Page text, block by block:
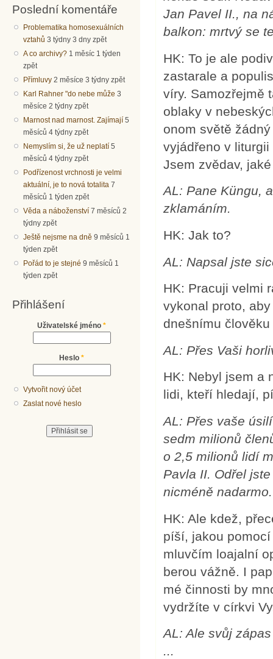
Poslední komentáře
Problematika homosexuálních
vztahů 3 týdny 3 dny zpět
A co archivy? 1 měsíc 1 týden
zpět
Přímluvy 2 měsíce 3 týdny zpět
Karl Rahner "do nebe může 3
měsíce 2 týdny zpět
Marnost nad marnost. Zajímají 5
měsíců 4 týdny zpět
Nemyslím si, že už neplatí 5
měsíců 4 týdny zpět
Podřízenost vrchnosti je velmi
aktuální, je to nová totalita 7
měsíců 1 týden zpět
Věda a náboženství 7 měsíců 2
týdny zpět
Ještě nejsme na dně 9 měsíců 1
týden zpět
Pořád to je stejné 9 měsíců 1
týden zpět
Přihlášení
Uživatelské jméno *
Heslo *
Vytvořit nový účet
Zaslat nové heslo
Jan Pavel II., na
balkon: mrtvý se
HK: To je ale
zastarale a
víry. Samozřejmě
oblaky v
onom světě
vyjádřeno v
Jsem zvědav,
AL: Pane Küngu,
zklamáním.
HK: Jak to?
AL: Napsal jste
HK: Pracuji velmi
vykonal proto,
dnešnímu
AL: Přes Vaši
HK: Nebyl jsem a
lidi, kteří hledají,
AL: Přes vaše
sedm milionů
o 2,5 milionů lidí
Pavla II. Odřel
nicméně nadarmo.
HK: Ale kdež,
píší, jakou
mluvčím loajalní
berou vážně. I
mé činnosti by
vydržíte v církvi
AL: Ale svůj
...